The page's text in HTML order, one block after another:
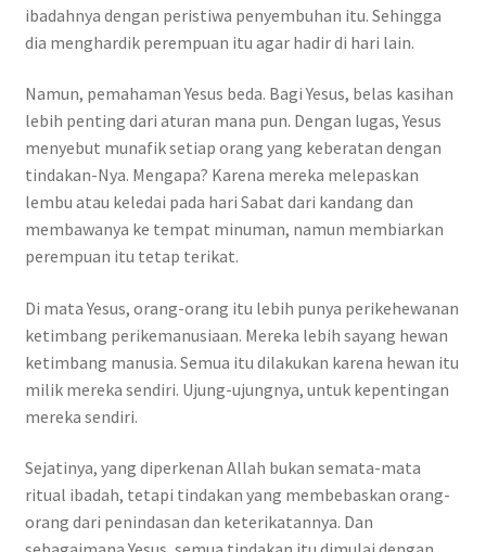
ibadahnya dengan peristiwa penyembuhan itu. Sehingga
dia menghardik perempuan itu agar hadir di hari lain.
Namun, pemahaman Yesus beda. Bagi Yesus, belas kasihan
lebih penting dari aturan mana pun. Dengan lugas, Yesus
menyebut munafik setiap orang yang keberatan dengan
tindakan-Nya. Mengapa? Karena mereka melepaskan
lembu atau keledai pada hari Sabat dari kandang dan
membawanya ke tempat minuman, namun membiarkan
perempuan itu tetap terikat.
Di mata Yesus, orang-orang itu lebih punya perikehewanan
ketimbang perikemanusiaan. Mereka lebih sayang hewan
ketimbang manusia. Semua itu dilakukan karena hewan itu
milik mereka sendiri. Ujung-ujungnya, untuk kepentingan
mereka sendiri.
Sejatinya, yang diperkenan Allah bukan semata-mata
ritual ibadah, tetapi tindakan yang membebaskan orang-
orang dari penindasan dan keterikatannya. Dan